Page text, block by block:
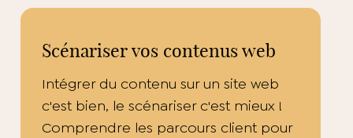
Scénariser vos contenus web
Intégrer du contenu sur un site web
c'est bien, le scénariser c'est mieux !
Comprendre les parcours client pour